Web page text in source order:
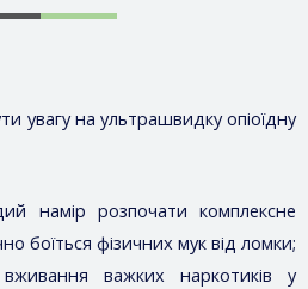
увагу на ультрашвидку опіоїдну
намір розпочати комплексне
боїться фізичних мук від ломки;
важких наркотиків у